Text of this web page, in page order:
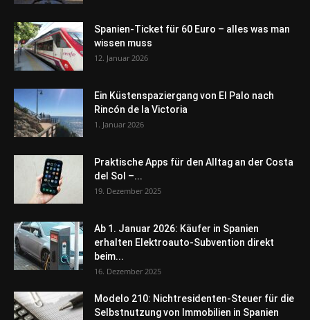
Spanien-Ticket für 60 Euro – alles was man
wissen muss
12. Januar 2026
Ein Küstenspaziergang von El Palo nach
Rincón de la Victoria
1. Januar 2026
Praktische Apps für den Alltag an der Costa
del Sol –...
19. Dezember 2025
Ab 1. Januar 2026: Käufer in Spanien
erhalten Elektroauto-Subvention direkt
beim...
16. Dezember 2025
Modelo 210: Nichtresidenten-Steuer für die
Selbstnutzung von Immobilien in Spanien